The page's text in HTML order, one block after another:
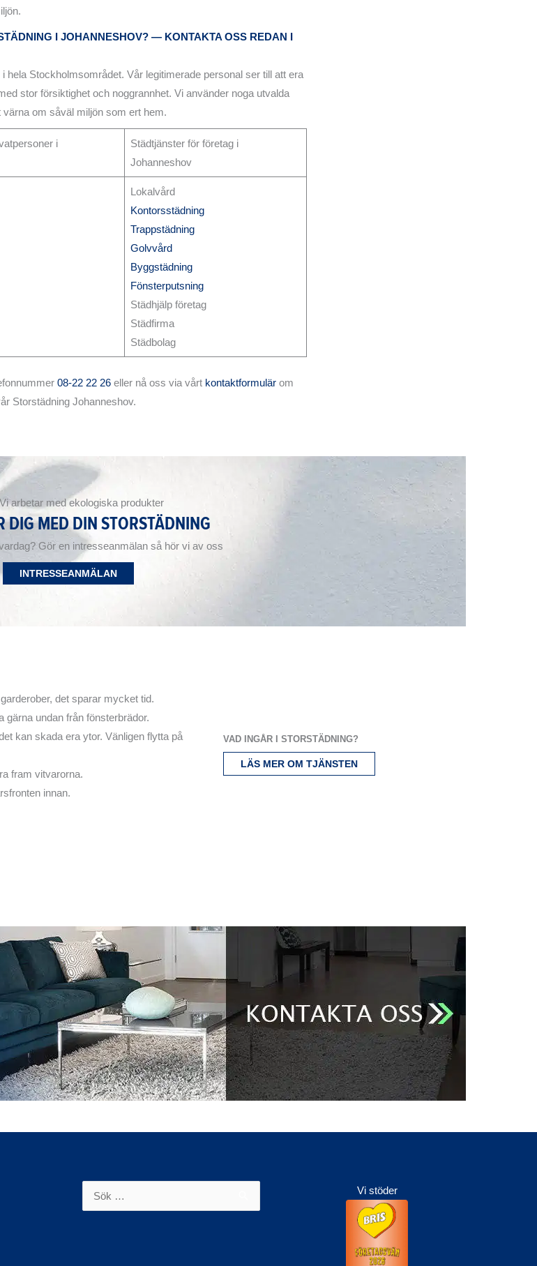
I JOHANNESHOV? — KONTAKTA OSS REDAN I
hela Stockholmsområdet. Vår legitimerade personal ser till att era
stor försiktighet och noggrannhet. Vi använder noga utvalda
om såväl miljön som ert hem.
i
Städtjänster för företag i
Johanneshov
Lokalvård
Kontorsstädning
Trappstädning
Golvvård
Byggstädning
Fönsterputsning
Städhjälp företag
Städfirma
Städbolag
08-22 22 26 eller nå oss via vårt kontaktformulär om
Storstädning Johanneshov.
arbetar med ekologiska produkter
DIG MED DIN STORSTÄDNING
Gör en intresseanmälan så hör vi av oss
INTRESSEANMÄLAN
det sparar mycket tid.
gärna undan från fönsterbrädor.
kan skada era ytor. Vänligen flytta på
fram vitvarorna.
innan.
VAD INGÅR I STORSTÄDNING?
LÄS MER OM TJÄNSTEN
Vi stöder